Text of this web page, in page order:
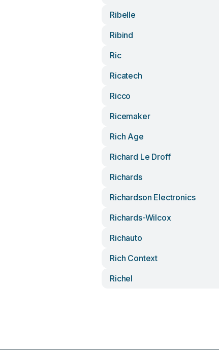
Ribelle
Ribind
Ric
Ricatech
Ricco
Ricemaker
Rich Age
Richard Le Droff
Richards
Richardson Electronics
Richards-Wilcox
Richauto
Rich Context
Richel